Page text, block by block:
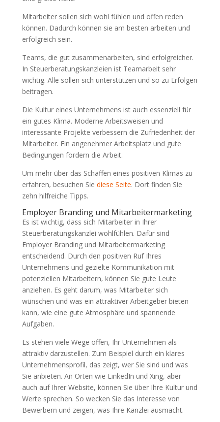
Mitarbeiter sollen sich wohl fühlen und offen reden
können. Dadurch können sie am besten arbeiten und
erfolgreich sein.
Teams, die gut zusammenarbeiten, sind erfolgreicher.
In Steuerberatungskanzleien ist Teamarbeit sehr
wichtig. Alle sollen sich unterstützen und so zu Erfolgen
beitragen.
Die Kultur eines Unternehmens ist auch essenziell für
ein gutes Klima. Moderne Arbeitsweisen und
interessante Projekte verbessern die Zufriedenheit der
Mitarbeiter. Ein angenehmer Arbeitsplatz und gute
Bedingungen fördern die Arbeit.
Um mehr über das Schaffen eines positiven Klimas zu
erfahren, besuchen Sie diese Seite. Dort finden Sie
zehn hilfreiche Tipps.
Employer Branding und Mitarbeitermarketing
Es ist wichtig, dass sich Mitarbeiter in Ihrer
Steuerberatungskanzlei wohlfühlen. Dafür sind
Employer Branding und Mitarbeitermarketing
entscheidend. Durch den positiven Ruf Ihres
Unternehmens und gezielte Kommunikation mit
potenziellen Mitarbeitern, können Sie gute Leute
anziehen. Es geht darum, was Mitarbeiter sich
wünschen und was ein attraktiver Arbeitgeber bieten
kann, wie eine gute Atmosphäre und spannende
Aufgaben.
Es stehen viele Wege offen, Ihr Unternehmen als
attraktiv darzustellen. Zum Beispiel durch ein klares
Unternehmensprofil, das zeigt, wer Sie sind und was
Sie anbieten. An Orten wie LinkedIn und Xing, aber
auch auf Ihrer Website, können Sie über Ihre Kultur und
Werte sprechen. So wecken Sie das Interesse von
Bewerbern und zeigen, was Ihre Kanzlei ausmacht.